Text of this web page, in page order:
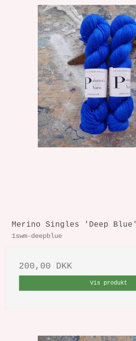
Merino Singles 'Deep Blue'
1swm-deepblue
200,00 DKK
Vis produkt